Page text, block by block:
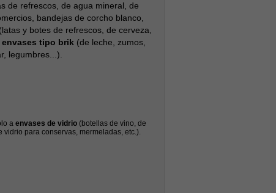
de refrescos, de agua mineral, de
bandejas de corcho blanco,
(latas y botes de refrescos, de cerveza,
envases tipo brik (de leche, zumos,
legumbres...).
a envases de vidrio (botellas de vino, de
vidrio para conservas, mermeladas, etc.).